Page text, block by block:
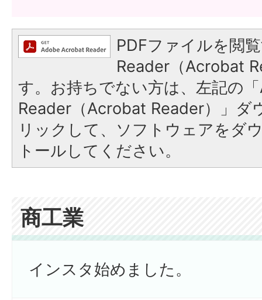
PDFファイルを閲
Reader（Acrobat
す。お持ちでない方は、左記の
Reader（Acrobat Reader）」ダ
リックして、ソフトウェアをダ
トールしてください。
商工業
インスタ始めました。